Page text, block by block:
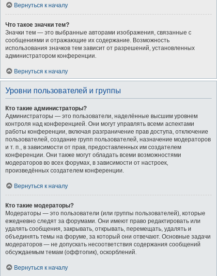
Вернуться к началу
Что такое значки тем?
Значки тем — это выбранные авторами изображения, связанные с
сообщениями и отражающие их содержание. Возможность
использования значков тем зависит от разрешений, установленных
администратором конференции.
Вернуться к началу
Уровни пользователей и группы
Кто такие администраторы?
Администраторы — это пользователи, наделённые высшим уровнем
контроля над конференцией. Они могут управлять всеми аспектами
работы конференции, включая разграничение прав доступа, отключение
пользователей, создание групп пользователей, назначение модераторов
и т. п., в зависимости от прав, предоставленных им создателем
конференции. Они также могут обладать всеми возможностями
модераторов во всех форумах, в зависимости от настроек,
произведённых создателем конференции.
Вернуться к началу
Кто такие модераторы?
Модераторы — это пользователи (или группы пользователей), которые
ежедневно следят за форумами. Они имеют право редактировать или
удалять сообщения, закрывать, открывать, перемещать, удалять и
объединять темы на форуме, за который они отвечают. Основные задачи
модераторов — не допускать несоответствия содержания сообщений
обсуждаемым темам (оффтопик), оскорблений.
Вернуться к началу